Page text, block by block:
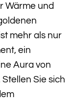
Wärme und
mehr als nur
ein
Aura von
Sie sich